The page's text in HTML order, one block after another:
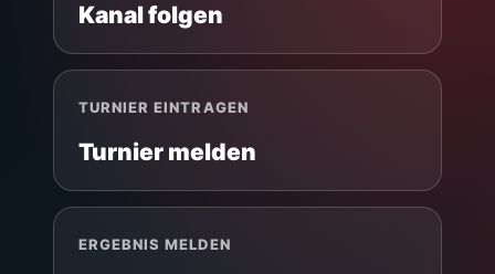
Kanal folgen
TURNIER EINTRAGEN
Turnier melden
ERGEBNIS MELDEN